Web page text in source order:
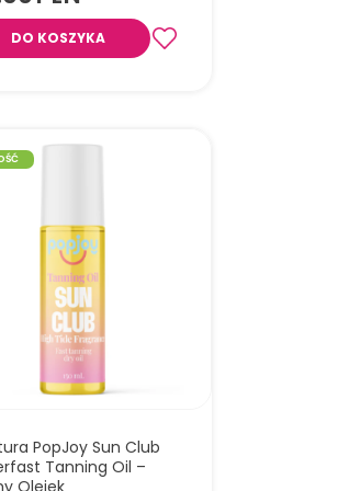
- Musujące Maseczki
do Twarzy 5szt
DO KOSZYKA
PopJoy Sun Club
Tanning Oil –